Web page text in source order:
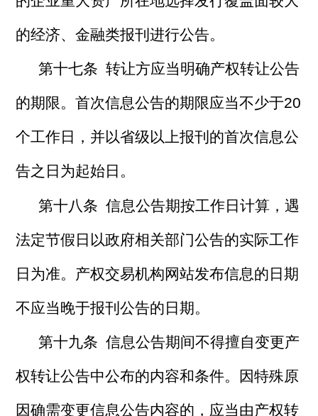
的经济、金融类报刊进行公告。
第十七条 转让方应当明确产权转让公告
的期限。首次信息公告的期限应当不少于20
个工作日，并以省级以上报刊的首次信息公
告之日为起始日。
第十八条 信息公告期按工作日计算，遇
法定节假日以政府相关部门公告的实际工作
日为准。产权交易机构网站发布信息的日期
不应当晚于报刊公告的日期。
第十九条 信息公告期间不得擅自变更产
权转让公告中公布的内容和条件。因特殊原
因确需变更信息公告内容的，应当由产权转